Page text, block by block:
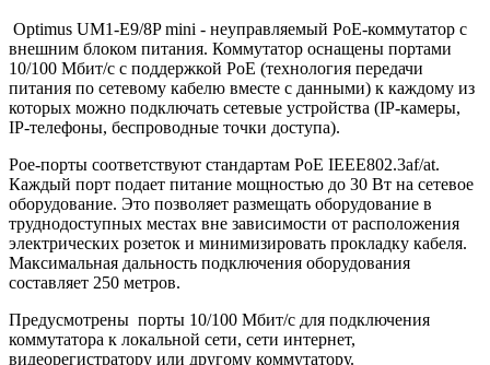
Optimus UM1-E9/8P mini - неуправляемый PoE-коммутатор с
внешним блоком питания. Коммутатор оснащены портами
10/100 Мбит/с с поддержкой PoE (технология передачи
питания по сетевому кабелю вместе с данными) к каждому из
которых можно подключать сетевые устройства (IP-камеры,
IP-телефоны, беспроводные точки доступа).
Poe-порты соответствуют стандартам PoE IEEE802.3af/at.
Каждый порт подает питание мощностью до 30 Вт на сетевое
оборудование. Это позволяет размещать оборудование в
труднодоступных местах вне зависимости от расположения
электрических розеток и минимизировать прокладку кабеля.
Максимальная дальность подключения оборудования
составляет 250 метров.
Предусмотрены порты 10/100 Мбит/с для подключения
коммутатора к локальной сети, сети интернет,
видеорегистратору или другому коммутатору.